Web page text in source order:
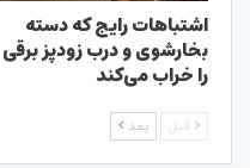
اشتباهات رایج که دسته
بخارشوی و درب زودپز برقی
را خراب می‌کند
قبل بعد